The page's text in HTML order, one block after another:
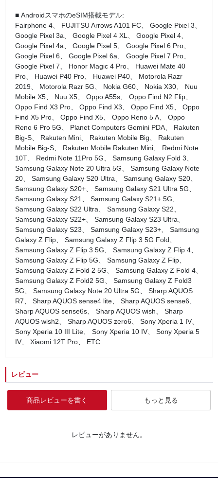
■ AndroidスマホのeSIM搭載モデル:
Fairphone 4、 FUJITSU Arrows A101 FC、 Google Pixel 3、
Google Pixel 3a、 Google Pixel 4 XL、 Google Pixel 4、
Google Pixel 4a、 Google Pixel 5、 Google Pixel 6 Pro、
Google Pixel 6、 Google Pixel 6a、 Google Pixel 7 Pro、
Google Pixel 7、 Honor Magic 4 Pro、 Huawei Mate 40
Pro、 Huawei P40 Pro、 Huawei P40、 Motorola Razr
2019、 Motorola Razr 5G、 Nokia G60、 Nokia X30、 Nuu
Mobile X5、 Nuu X5、 Oppo A55s、 Oppo Find N2 Flip、
Oppo Find X3 Pro、 Oppo Find X3、 Oppo Find X5、 Oppo
Find X5 Pro、 Oppo Find X5、 Oppo Reno 5 A、 Oppo
Reno 6 Pro 5G、 Planet Computers Gemini PDA、 Rakuten
Big‑S、 Rakuten Mini、 Rakuten Mobile Big、 Rakuten
Mobile Big-S、 Rakuten Mobile Rakuten Mini、 Redmi Note
10T、 Redmi Note 11Pro 5G、 Samsung Galaxy Fold 3、
Samsung Galaxy Note 20 Ultra 5G、 Samsung Galaxy Note
20、 Samsung Galaxy S20 Ultra、 Samsung Galaxy S20、
Samsung Galaxy S20+、 Samsung Galaxy S21 Ultra 5G、
Samsung Galaxy S21、 Samsung Galaxy S21+ 5G、
Samsung Galaxy S22 Ultra、 Samsung Galaxy S22、
Samsung Galaxy S22+、 Samsung Galaxy S23 Ultra、
Samsung Galaxy S23、 Samsung Galaxy S23+、 Samsung
Galaxy Z Flip、 Samsung Galaxy Z Flip 3 5G Fold、
Samsung Galaxy Z Flip 3 5G、 Samsung Galaxy Z Flip 4、
Samsung Galaxy Z Flip 5G、 Samsung Galaxy Z Flip、
Samsung Galaxy Z Fold 2 5G、 Samsung Galaxy Z Fold 4、
Samsung Galaxy Z Fold2 5G、 Samsung Galaxy Z Fold3
5G、 Samsung Galaxy Note 20 Ultra 5G、 Sharp AQUOS
R7、 Sharp AQUOS sense4 lite、 Sharp AQUOS sense6、
Sharp AQUOS sense6s、 Sharp AQUOS wish、 Sharp
AQUOS wish2、 Sharp AQUOS zero6、 Sony Xperia 1 IV、
Sony Xperia 10 III Lite、 Sony Xperia 10 IV、 Sony Xperia 5
IV、 Xiaomi 12T Pro、 ETC
レビュー
商品レビューを書く もっと見る
レビューがありません。